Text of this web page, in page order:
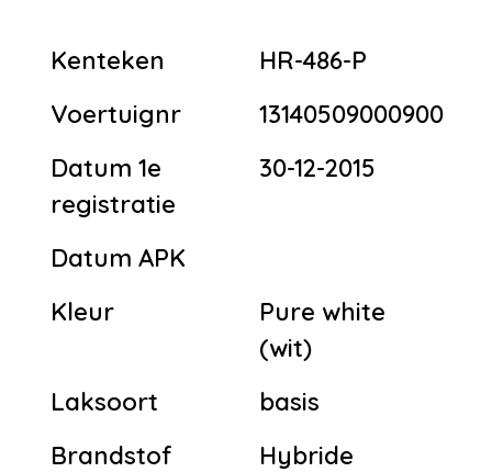
Kenteken
HR-486-P
Voertuignr
13140509000900
Datum 1e
registratie
30-12-2015
Datum APK
Kleur
Pure white
(wit)
Laksoort
basis
Brandstof
Hybride